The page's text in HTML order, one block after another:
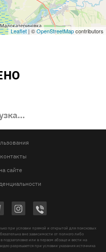
Leaflet | ©OpenStreetMapcontributors
сайте
при условии прямой и открытой для поисковых
вне зависимости от полного либо
или в первом абзаце и вести на
разрешается при условии указания источника